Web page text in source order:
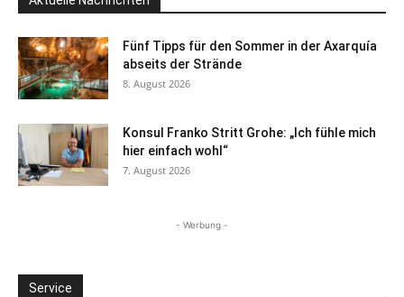
Fünf Tipps für den Sommer in der Axarquía
abseits der Strände
8. August 2026
Konsul Franko Stritt Grohe: „Ich fühle mich
hier einfach wohl“
7. August 2026
- Werbung -
Service